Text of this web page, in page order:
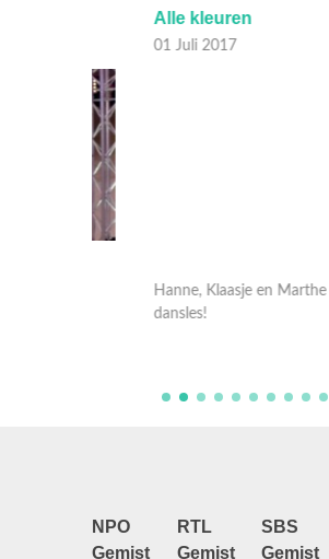
Alle kleuren
01 Juli 2017
Hanne, Klaasje en Marthe geven
dansles!
NPO
Gemist
RTL
Gemist
SBS
Gemist